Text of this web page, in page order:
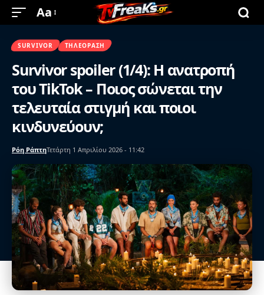
Aa
SURVIVOR ΤΗΛΕΌΡΑΣΗ
Survivor spoiler (1/4): Η ανατροπή
του TikTok – Ποιος σώνεται την
τελευταία στιγμή και ποιοι
κινδυνεύουν;
Ρόη ΡάπτηΤετάρτη 1 Απριλίου 2026 - 11:42